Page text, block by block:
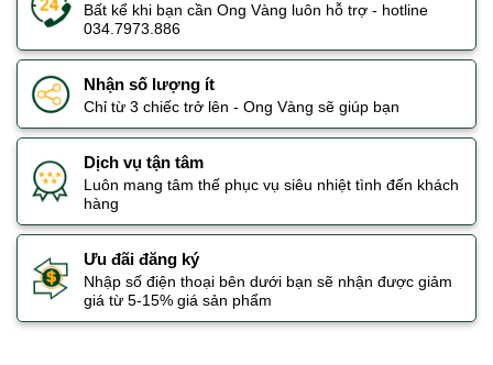
Bất kể khi bạn cần Ong Vàng luôn hỗ trợ - hotline
034.7973.886
Nhận số lượng ít
Chỉ từ 3 chiếc trở lên - Ong Vàng sẽ giúp bạn
Dịch vụ tận tâm
Luôn mang tâm thế phục vụ siêu nhiệt tình đến khách
hàng
Ưu đãi đăng ký
Nhập số điện thoại bên dưới bạn sẽ nhận được giảm
giá từ 5-15% giá sản phẩm